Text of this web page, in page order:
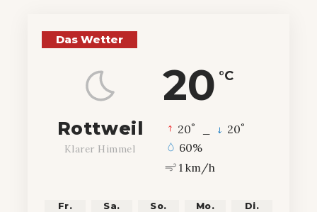
Das Wetter
20 °C
Rottweil
Klarer Himmel
20° 20°
60%
1 km/h
Fr. Sa. So. Mo. Di.